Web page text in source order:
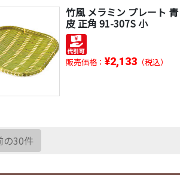
竹風 メラミン プレート 青
皮 正角 91-307S 小
販売価格： ¥2,133 （税込）
の30件